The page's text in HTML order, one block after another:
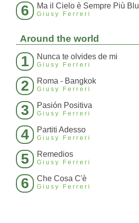
6 Ma il Cielo è Sempre Più Blu
Giusy Ferreri
Around the world
1 Nunca te olvides de mi
Giusy Ferreri
2 Roma - Bangkok
Giusy Ferreri
3 Pasión Positiva
Giusy Ferreri
4 Partiti Adesso
Giusy Ferreri
5 Remedios
Giusy Ferreri
6 Che Cosa C'è
Giusy Ferreri